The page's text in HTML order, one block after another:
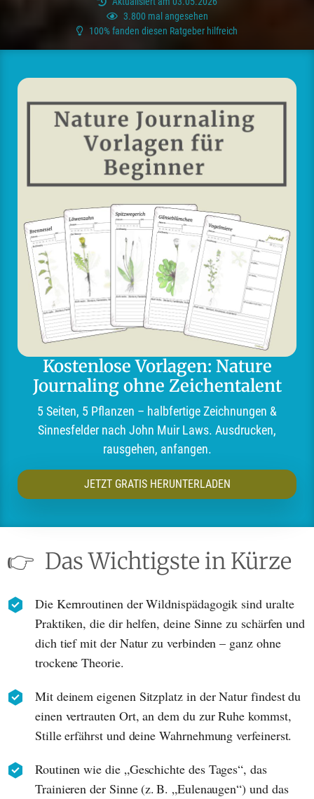
3.800 mal angesehen
100% fanden diesen Ratgeber hilfreich
Kostenlose Vorlagen: Nature
Journaling ohne Zeichentalent
5 Seiten, 5 Pflanzen – halbfertige Zeichnungen &
Sinnesfelder nach John Muir Laws. Ausdrucken,
rausgehen, anfangen.
JETZT GRATIS HERUNTERLADEN
👉 Das Wichtigste in Kürze
Die Kernroutinen der Wildnispädagogik sind uralte
Praktiken, die dir helfen, deine Sinne zu schärfen und
dich tief mit der Natur zu verbinden – ganz ohne
trockene Theorie.
Mit deinem eigenen Sitzplatz in der Natur findest du
einen vertrauten Ort, an dem du zur Ruhe kommst,
Stille erfährst und deine Wahrnehmung verfeinerst.
Routinen wie die „Geschichte des Tages“, das
Trainieren der Sinne (z. B. „Eulenaugen“) und das